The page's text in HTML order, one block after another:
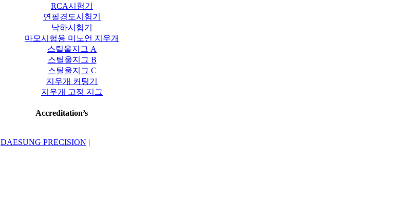
RCA시험기
연필경도시험기
낙하시험기
마모시험용 미노언 지우개
스틸울지그 A
스틸울지그 B
스틸울지그 C
지우개 커팅기
지우개 고정 지그
Accreditation’s
DAESUNG PRECISION